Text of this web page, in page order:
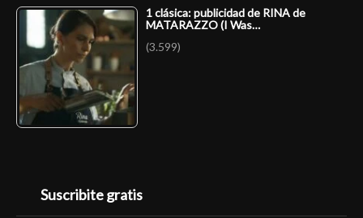
1 clásica: publicidad de RINA de
MATARAZZO (I Was…
(3.599)
Suscribite gratis